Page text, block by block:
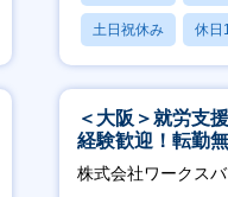
土日祝休み 休日
産休・育休あり
＜大阪＞就労支
経験歓迎！転勤
ホスピタリティ
祝】
株式会社ワークス